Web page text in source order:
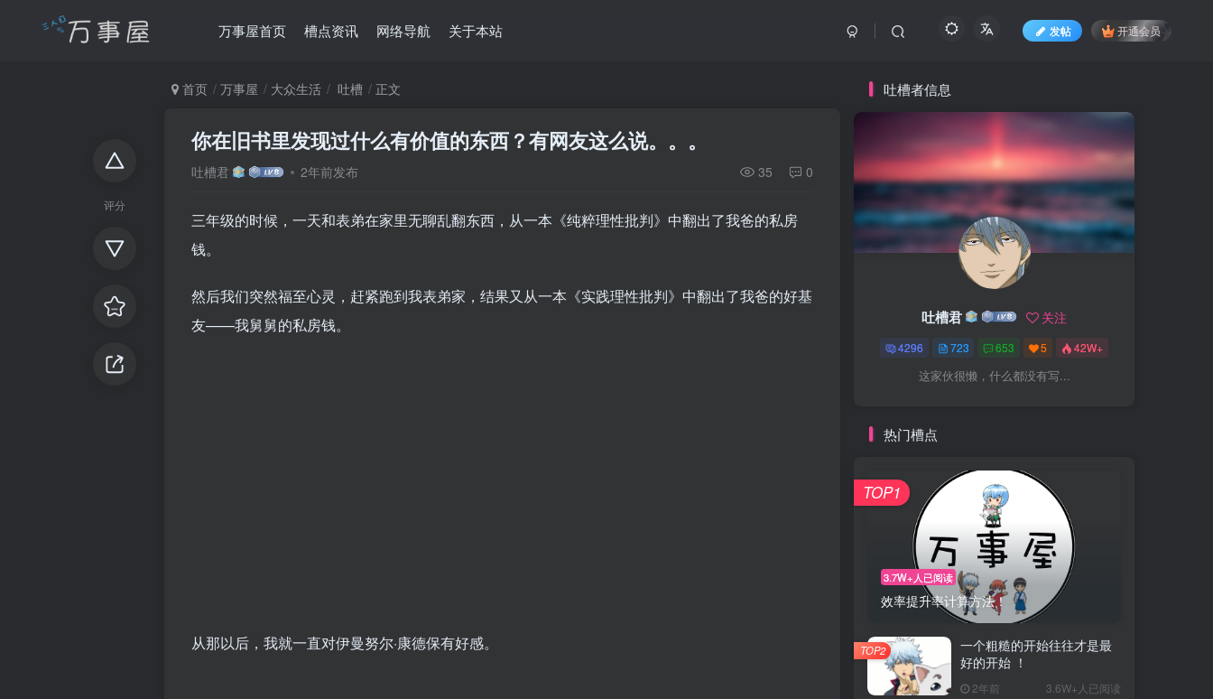
万事屋首页 槽点资讯 网络导航 关于本站 发帖 开通会员
评分
首页 万事屋 大众生活 吐槽 正文
你在旧书里发现过什么有价值的东西？有网友这么说。。。
吐槽君 2年前发布 35 0
三年级的时候，一天和表弟在家里无聊乱翻东西，从一本《纯粹理性批判》中翻出了我爸的私房
钱。
然后我们突然福至心灵，赶紧跑到我表弟家，结果又从一本《实践理性批判》中翻出了我爸的好基
友——我舅舅的私房钱。
从那以后，我就一直对伊曼努尔·康德保有好感。
吐槽者信息
吐槽君 关注
4296 723 653 5 42W+
这家伙很懒，什么都没有写...
热门槽点
3.7W+人已阅读
效率提升率计算方法！
TOP1
一个粗糙的开始往往才是最
好的开始 ！
2年前 3.6W+人已阅读
TOP2